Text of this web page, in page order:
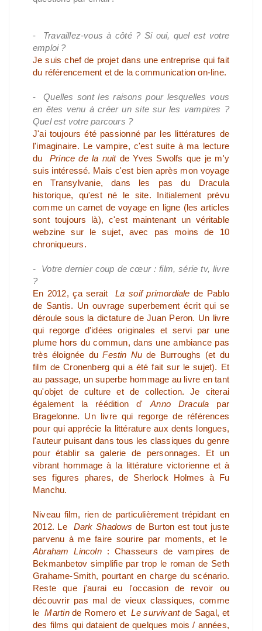
- Travaillez-vous à côté ? Si oui, quel est votre
emploi ?
Je suis chef de projet dans une entreprise qui fait
du référencement et de la communication on-line.
-Quelles sont les raisons pour lesquelles vous
en êtes venu à créer un site sur les vampires ?
Quel est votre parcours ?
J'ai toujours été passionné par les littératures de
l'imaginaire. Le vampire, c'est suite à ma lecture
du Prince de la nuitde Yves Swolfs que je m'y
suis intéressé. Mais c'est bien après mon voyage
en Transylvanie, dans les pas du Dracula
historique, qu'est né le site. Initialement prévu
comme un carnet de voyage en ligne (les articles
sont toujours là), c'est maintenant un véritable
webzine sur le sujet, avec pas moins de 10
chroniqueurs.
- Votre dernier coup de cœur : film, série tv, livre
?
En 2012, ça seraitLa soif primordiale de Pablo
de Santis. Un ouvrage superbement écrit qui se
déroule sous la dictature de Juan Peron. Un livre
qui regorge d'idées originales et servi par une
plume hors du commun, dans une ambiance pas
très éloignée duFestin Nu de Burroughs (et du
film de Cronenberg qui a été fait sur le sujet). Et
au passage, un superbe hommage au livre en tant
qu'objet de culture et de collection. Je citerai
également la réédition d'Anno Dracula par
Bragelonne. Un livre qui regorge de références
pour qui apprécie la littérature aux dents longues,
l'auteur puisant dans tous les classiques du genre
pour établir sa galerie de personnages. Et un
vibrant hommage à la littérature victorienne et à
ses figures phares, de Sherlock Holmes à Fu
Manchu.
Niveau film, rien de particulièrement trépidant en
2012. Le Dark Shadows de Burton est tout juste
parvenu à me faire sourire par moments, et le
Abraham Lincoln: Chasseurs de vampires de
Bekmanbetov simplifie par trop le roman de Seth
Grahame-Smith, pourtant en charge du scénario.
Reste que j'aurai eu l'occasion de revoir ou
découvrir pas mal de vieux classiques, comme
leMartinde Romero etLe survivant de Sagal, et
des films qui dataient de quelques mois / années,